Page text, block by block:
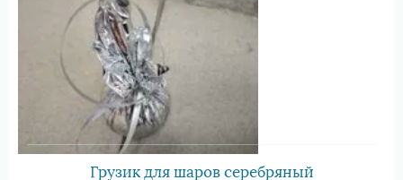
Грузик для шаров серебряный